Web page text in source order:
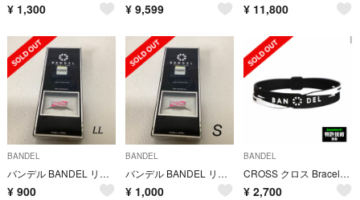
¥ 1,300 ¥ 9,599 ¥ 11,800
BANDEL
バンデル BANDEL リング クロス 指輪 ホワイト×ピンク
¥ 900
BANDEL
バンデル BANDEL リング クロス 指輪 ホワイト×ピンク
¥ 1,000
BANDEL
CROSS クロス Bracelet Black×White サイズM
¥ 2,700